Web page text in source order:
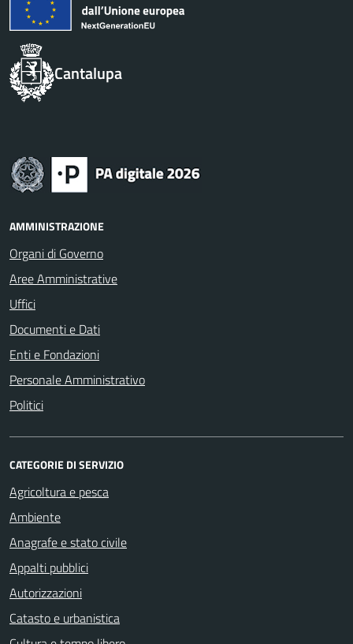
Cantalupa
AMMINISTRAZIONE
Organi di Governo
Aree Amministrative
Uffici
Documenti e Dati
Enti e Fondazioni
Personale Amministrativo
Politici
CATEGORIE DI SERVIZIO
Agricoltura e pesca
Ambiente
Anagrafe e stato civile
Appalti pubblici
Autorizzazioni
Catasto e urbanistica